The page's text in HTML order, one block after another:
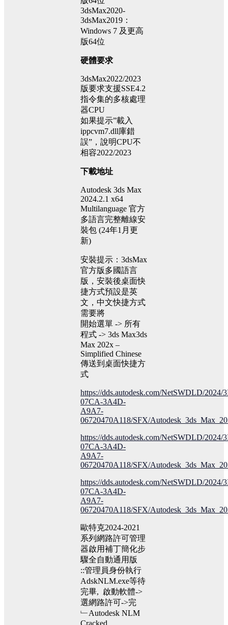
3dsMax2020-
3dsMax2019：
Windows 7 及更高
版64位
硬體要求
3dsMax2022/2023
版要求支援SSE4.2
指令集的多核處理
器CPU
如果提示”載入
ippcvm7.dll庫錯
誤”，說明CPU不
相容2022/2023
下載地址
Autodesk 3ds Max
2024.2.1 x64
Multilanguage 官方
多語言完整離線安
裝包 (24年1月更
新)
安裝提示：3dsMax
官方版多國語言
版，安裝後桌面快
捷方式預設是英
文，中文快捷方式
需要將
開始選單 -> 所有
程式 -> 3ds Max3ds
Max 202x –
Simplified Chinese
傳送到桌面快捷方
式
https://dds.autodesk.com/NetSWDLD/
07CA-3A4D-
A9A7-
06720470A118/SFX/
https://dds.autodesk.com/NetSWDLD/
07CA-3A4D-
A9A7-
06720470A118/SFX/
https://dds.autodesk.com/NetSWDLD/
07CA-3A4D-
A9A7-
06720470A118/SFX/
歐特克2024-2021
系列網路許可管理
器啟用補丁簡化步
驟全自動通用版
::管理員身份執行
AdskNLM.exe等待
完畢, 啟動軟體->
選網路許可->完
﹂Autodesk NLM